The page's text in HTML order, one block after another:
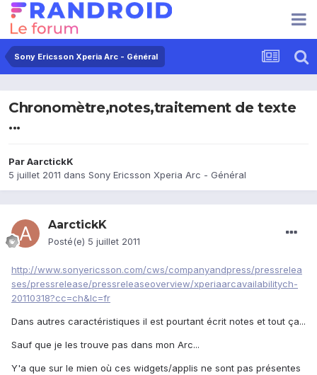
Sony Ericsson Xperia Arc - Général
Chronomètre,notes,traitement de texte
...
ParAarctickK
5 juillet 2011 dans Sony Ericsson Xperia Arc - Général
AarctickK
Posté(e) 5 juillet 2011
http://www.sonyericsson.com/cws/companyandpress/pressrelea
ses/pressrelease/pressreleaseoverview/xperiaarcavailabilitych-
20110318?cc=ch&lc=fr
Dans autres caractéristiques il est pourtant écrit notes et tout ça...
Sauf que je les trouve pas dans mon Arc...
Y'a que sur le mien où ces widgets/applis ne sont pas présentes